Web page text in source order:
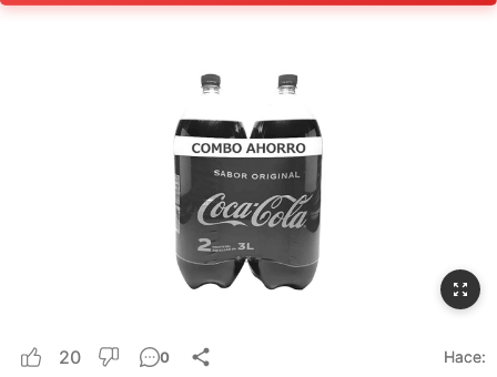
20 0 Hace: